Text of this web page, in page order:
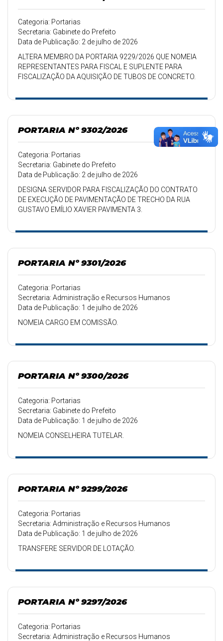
Categoria: Portarias
Secretaria: Gabinete do Prefeito
Data de Publicação: 2 de julho de 2026
ALTERA MEMBRO DA PORTARIA 9229/2026 QUE NOMEIA
REPRESENTANTES PARA FISCAL E SUPLENTE PARA
FISCALIZAÇÃO DA AQUISIÇÃO DE TUBOS DE CONCRETO.
PORTARIA Nº 9302/2026
Categoria: Portarias
Secretaria: Gabinete do Prefeito
Data de Publicação: 2 de julho de 2026
DESIGNA SERVIDOR PARA FISCALIZAÇÃO DO CONTRATO
DE EXECUÇÃO DE PAVIMENTAÇÃO DE TRECHO DA RUA
GUSTAVO EMÍLIO XAVIER PAVIMENTA 3.
PORTARIA Nº 9301/2026
Categoria: Portarias
Secretaria: Administração e Recursos Humanos
Data de Publicação: 1 de julho de 2026
NOMEIA CARGO EM COMISSÃO.
PORTARIA Nº 9300/2026
Categoria: Portarias
Secretaria: Gabinete do Prefeito
Data de Publicação: 1 de julho de 2026
NOMEIA CONSELHEIRA TUTELAR.
PORTARIA Nº 9299/2026
Categoria: Portarias
Secretaria: Administração e Recursos Humanos
Data de Publicação: 1 de julho de 2026
TRANSFERE SERVIDOR DE LOTAÇÃO.
PORTARIA Nº 9297/2026
Categoria: Portarias
Secretaria: Administração e Recursos Humanos